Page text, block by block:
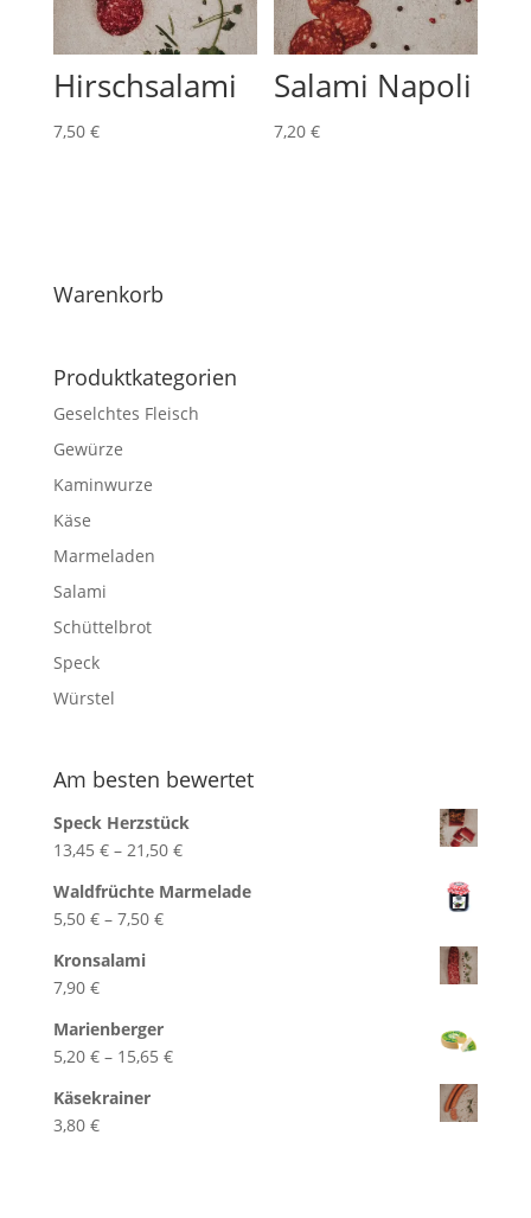
Hirschsalami
7,50 €
Salami Napoli
7,20€
Warenkorb
Produktkategorien
Geselchtes Fleisch
Gewürze
Kaminwurze
Käse
Marmeladen
Salami
Schüttelbrot
Speck
Würstel
Am besten bewertet
Speck Herzstück
13,45 € – 21,50 €Preisspanne:
bis
Waldfrüchte Marmelade
5,50 € – 7,50 €Preisspanne:
Kronsalami
7,90 €
Marienberger
5,20 € – 15,65 €Preisspanne:
Käsekrainer
3,80 €